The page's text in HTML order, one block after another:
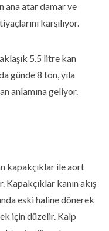
ana atar damar ve
karşılıyor.
5.5 litre kan
günde 8 ton, yıla
anlamına geliyor.
kapakçıklar ile aort
Kapakçıklar kanın akış
eski haline dönerek
için düzelir. Kalp